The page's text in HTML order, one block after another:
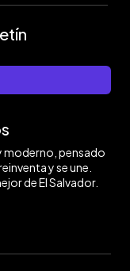
pensado
y se une.
de El Salvador.